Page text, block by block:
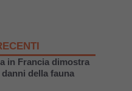
in Francia dimostra
della fauna